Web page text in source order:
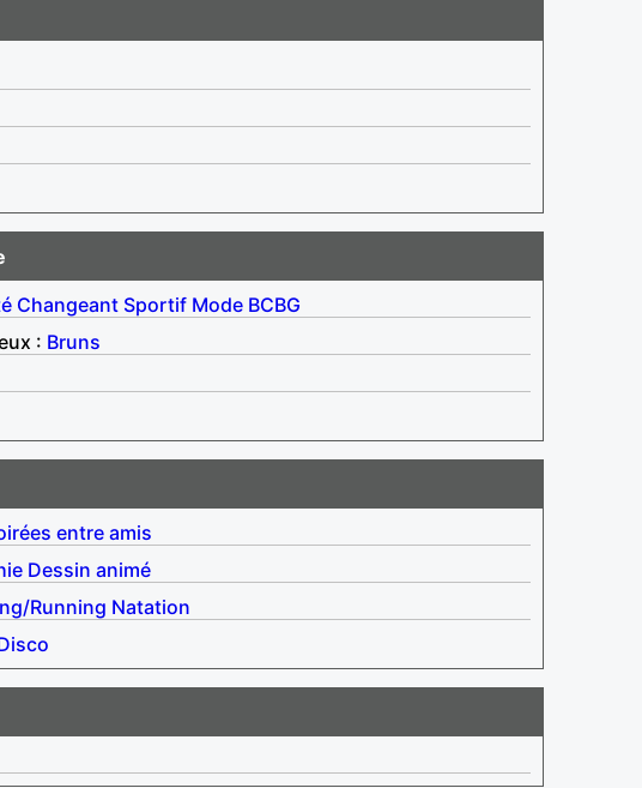
Changeant Sportif Mode BCBG
: Bruns
entre amis
Dessin animé
Running Natation